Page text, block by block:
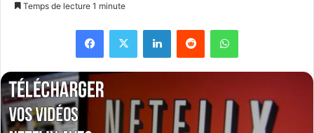
Temps de lecture 1 minute